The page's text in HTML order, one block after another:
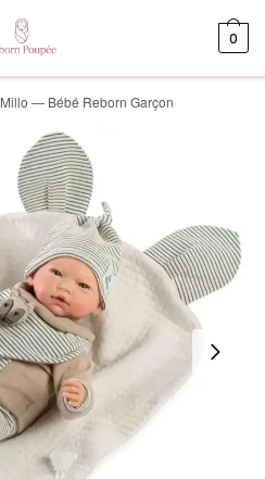
0
Millo — Bébé Reborn Garçon